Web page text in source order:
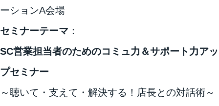
ーションA会場
セミナーテーマ ：
SC営業担当者のためのコミュ力＆サポート力アッ
プセミナー
～聴いて・支えて・解決する！店長との対話術～